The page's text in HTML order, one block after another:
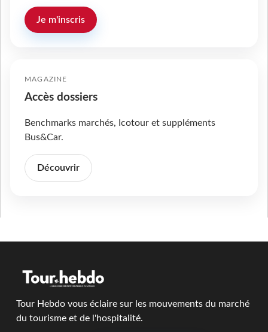
Je m'inscris
MAGAZINE
Accès dossiers
Benchmarks marchés, Icotour et suppléments
Bus&Car.
Découvrir
Tour Hebdo vous éclaire sur les mouvements du marché
du tourisme et de l'hospitalité.